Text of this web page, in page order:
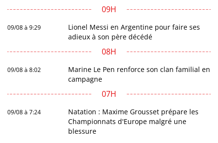
09H
09/08 à 9:29
Lionel Messi en Argentine pour faire ses
adieux à son père décédé
08H
09/08 à 8:02
Marine Le Pen renforce son clan familial en
campagne
07H
09/08 à 7:24
Natation : Maxime Grousset prépare les
Championnats d'Europe malgré une
blessure